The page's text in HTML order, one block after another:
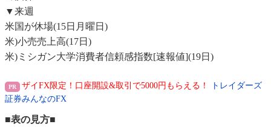
▼来週
米国が休場(15日月曜日)
米)小売売上高(17日)
米)ミシガン大学消費者信頼感指数[速報値](19日)
ザイFX限定！口座開設&取引で5000円もらえる！
トレイダーズ
証券みんなのFX
■表の見方■